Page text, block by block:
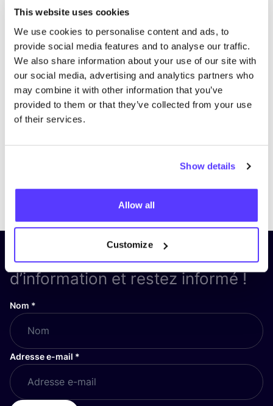
This website uses cookies
We use cookies to personalise content and ads, to
provide social media features and to analyse our traffic.
We also share information about your use of our site with
our social media, advertising and analytics partners who
may combine it with other information that you’ve
provided to them or that they’ve collected from your use
of their services.
Show details
Allow all
Customize
PreviousNext
Inscrivez-vous à notre lettre
d’information et restez informé !
Nom *
Adresse e-mail *